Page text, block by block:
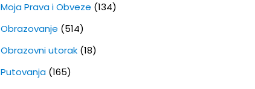
Moja Prava i Obveze (134)
Obrazovanje (514)
Obrazovni utorak(18)
Putovanja(165)